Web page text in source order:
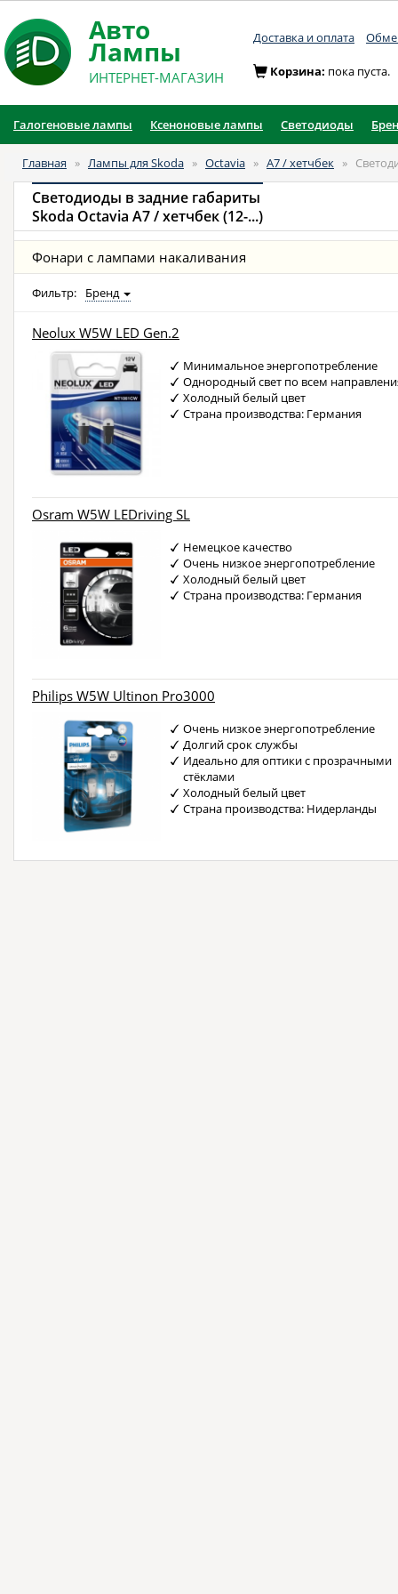
Авто
Лампы
ИНТЕРНЕТ-МАГАЗИН
Доставка и оплата
Корзина: пока пуста.
Галогеновые лампы Ксеноновые лампы Светодиоды
Главная » Лампы для Skoda » Octavia » A7 / хетчбек »
Светодиоды в задние габариты
Skoda Octavia A7 / хетчбек (12-...)
Фонари с лампами накаливания
Фильтр: Бренд
Neolux W5W LED Gen.2
Минимальное энергопотребление
Однородный свет по всем
Холодный белый цвет
Страна производства: Германия
Osram W5W LEDriving SL
Немецкое качество
Очень низкое энергопотребление
Холодный белый цвет
Страна производства: Германия
Philips W5W Ultinon Pro3000
Очень низкое энергопотребление
Долгий срок службы
Идеально для оптики с прозрачными
стёклами
Холодный белый цвет
Страна производства: Нидерланды